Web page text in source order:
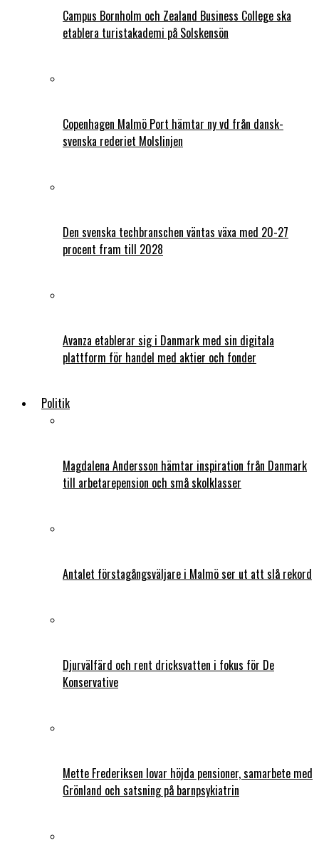
Campus Bornholm och Zealand Business College ska
etablera turistakademi på Solskensön
Copenhagen Malmö Port hämtar ny vd från dansk-
svenska rederiet Molslinjen
Den svenska techbranschen väntas växa med 20-27
procent fram till 2028
Avanza etablerar sig i Danmark med sin digitala
plattform för handel med aktier och fonder
Politik
Magdalena Andersson hämtar inspiration från Danmark
till arbetarepension och små skolklasser
Antalet förstagångsväljare i Malmö ser ut att slå rekord
Djurvälfärd och rent dricksvatten i fokus för De
Konservative
Mette Frederiksen lovar höjda pensioner, samarbete med
Grönland och satsning på barnpsykiatrin